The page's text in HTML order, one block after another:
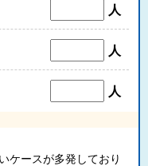
人
人
人
ケースが多発しており